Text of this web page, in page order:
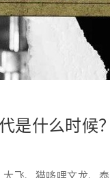
是什么时候？
飞、猫哆哩文龙、泰